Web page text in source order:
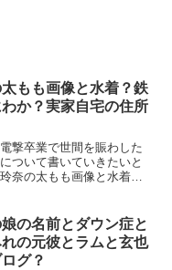
もも画像と水着？鉄
か？実家自宅の住所
撃卒業で世間を賑わした
ついて書いていきたいと
奈の太もも画像と水着？
玲奈さんの卒業ですが、
さんはとて...
の名前とダウン症と
の元彼とラムと玄也
グ？